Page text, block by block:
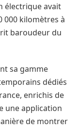
électrique avait
000 kilomètres à
baroudeur du
sa gamme
dédiés
enrichis de
une application
de montrer